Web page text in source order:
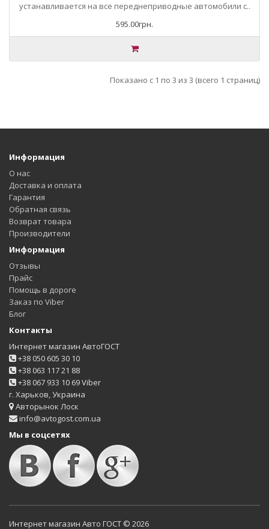
устанавливается на все переднеприводные автомобили с..
595.00грн.
Показано с 1 по 3 из 3 (всего 1 страниц)
Информация
О нас
Доставка и оплата
Гарантия
Обратная связь
Возврат товара
Производители
Информация
Отзывы
Прайс
Помощь в дороге
Заказ по Viber
Блог
Контакты
Интернет магазин АвтоГОСТ
+38 050 605 30 10
+38 063 117 21 88
+38 067 933 10 69 Viber
г. Харьков, Украина
Авторынок Лоск
info@avtogost.com.ua
Мы в соцсетях
Интернет магазин Авто ГОСТ © 2026